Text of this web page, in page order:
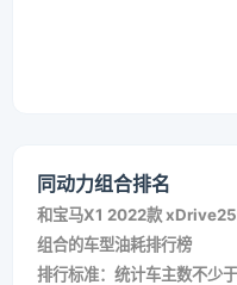
同动力组合排名
和宝马X1 2022款
组合的车型油耗排行榜
排行标准：统计车主数不少于